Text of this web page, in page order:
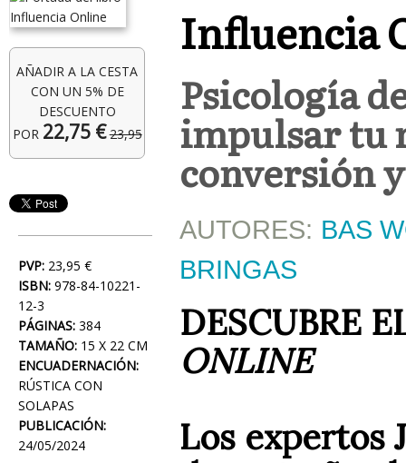
AÑADIR A LA CESTA
CON UN 5% DE
DESCUENTO
POR 22,75 € 23,95
PVP: 23,95 €
ISBN: 978-84-10221-
12-3
PÁGINAS: 384
TAMAÑO: 15 X 22 CM
ENCUADERNACIÓN:
RÚSTICA CON
SOLAPAS
PUBLICACIÓN:
24/05/2024
Influencia
Psicología
impulsar tu
conversión
AUTORES: BAS
BRINGAS
DESCUBRE
ONLINE
Los expertos